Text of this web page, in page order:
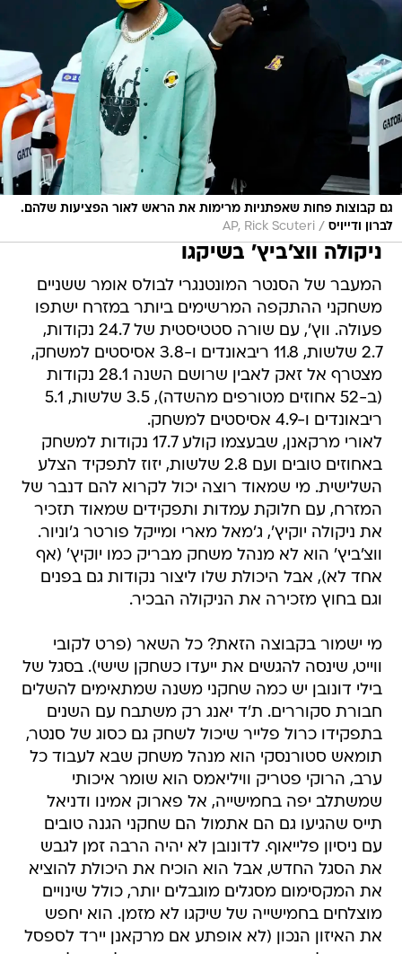
גם קבוצות פחות שאפתניות מרימות את הראש לאור הפציעות שלהם.
לברון ודייויס /
AP, Rick Scuteri
ניקולה ווצ'ביץ' בשיקגו
המעבר של הסנטר המונטנגרי לבולס אומר ששניים
משחקני ההתקפה המרשימים ביותר במזרח ישתפו
פעולה. ווץ', עם שורה סטטיסטית של 24.7 נקודות,
2.7 שלשות, 11.8 ריבאונדים ו-3.8 אסיסטים למשחק,
מצטרף אל זאק לאבין שרושם השנה 28.1 נקודות
(ב-52 אחוזים מטורפים מהשדה), 3.5 שלשות, 5.1
ריבאונדים ו-4.9 אסיסטים למשחק.
לאורי מרקאנן, שבעצמו קולע 17.7 נקודות למשחק
באחוזים טובים ועם 2.8 שלשות, יזוז לתפקיד הצלע
השלישית. מי שמאוד רוצה יכול לקרוא להם דנבר של
המזרח, עם חלוקת עמדות ותפקידים שמאוד תזכיר
את ניקולה יוקיץ', ג'מאל מארי ומייקל פורטר ג'וניור.
ווצ'ביץ' הוא לא מנהל משחק מבריק כמו יוקיץ' (אף
אחד לא), אבל היכולת שלו ליצור נקודות גם בפנים
וגם בחוץ מזכירה את הניקולה הבכיר.
מי ישמור בקבוצה הזאת? כל השאר (פרט לקובי
ווייט, שינסה להגשים את ייעדו כשחקן שישי). בסגל של
בילי דונובן יש כמה שחקני משנה שמתאימים להשלים
חבורת סקוררים. ת'ד יאנג רק משתבח עם השנים
בתפקידו כרול פלייר שיכול לשחק גם כסוג של סנטר,
תומאש סטורנסקי הוא מנהל משחק שבא לעבוד כל
ערב, הרוקי פטריק וויליאמס הוא שומר איכותי
שמשתלב יפה בחמישייה, אל פארוק אמינו ודניאל
תייס שהגיעו גם הם אתמול הם שחקני הגנה טובים
עם ניסיון פלייאוף. לדונובן לא יהיה הרבה זמן לגבש
את הסגל החדש, אבל הוא הוכיח את היכולת להוציא
את המקסימום מסגלים מוגבלים יותר, כולל שינויים
מוצלחים בחמישייה של שיקגו לא מזמן. הוא יחפש
את האיזון הנכון (לא אופתע אם מרקאנן יירד לספסל